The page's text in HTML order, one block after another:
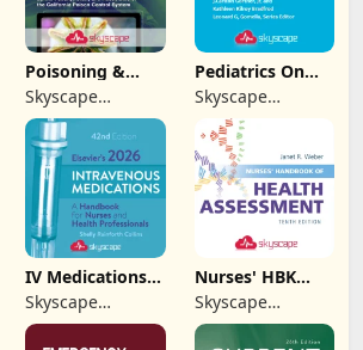
Poisoning &
Drug Overdose
Info
Skyscape
Medpresso Inc
Pediatrics On
Call
Skyscape
Medpresso Inc
IV Medications
Elsevier
Skyscape
Medpresso Inc
Nurses' HBK
Health
Assessment
Skyscape
Medpresso Inc